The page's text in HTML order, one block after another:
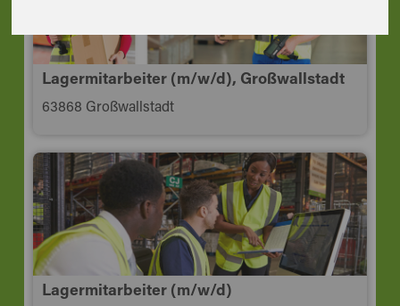
Lagermitarbeiter (m/w/d), Großwallstadt
63868 Großwallstadt
Lagermitarbeiter (m/w/d)